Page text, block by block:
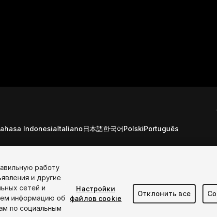
IndonesiaItaliano日本語한국어PolskiPortuguês
Не продавать мои персональные данные
cookieVideo Privacy Protection
и
работу
и другие
сетей и
информацию об
по социальным
Настройки
файлов cookie
Отклонить все